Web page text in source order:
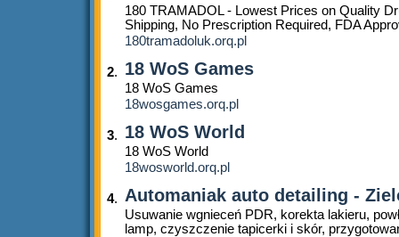
180 TRAMADOL - Lowest Prices on Quality
Shipping, No Prescription Required, FDA
180tramadoluk.orq.pl
2. 18 WoS Games
18 WoS Games
18wosgames.orq.pl
3. 18 WoS World
18 WoS World
18wosworld.orq.pl
4. Automaniak auto detailing -
Usuwanie wgnieceń PDR, korekta lakieru,
lamp, czyszczenie tapicerki i skór,